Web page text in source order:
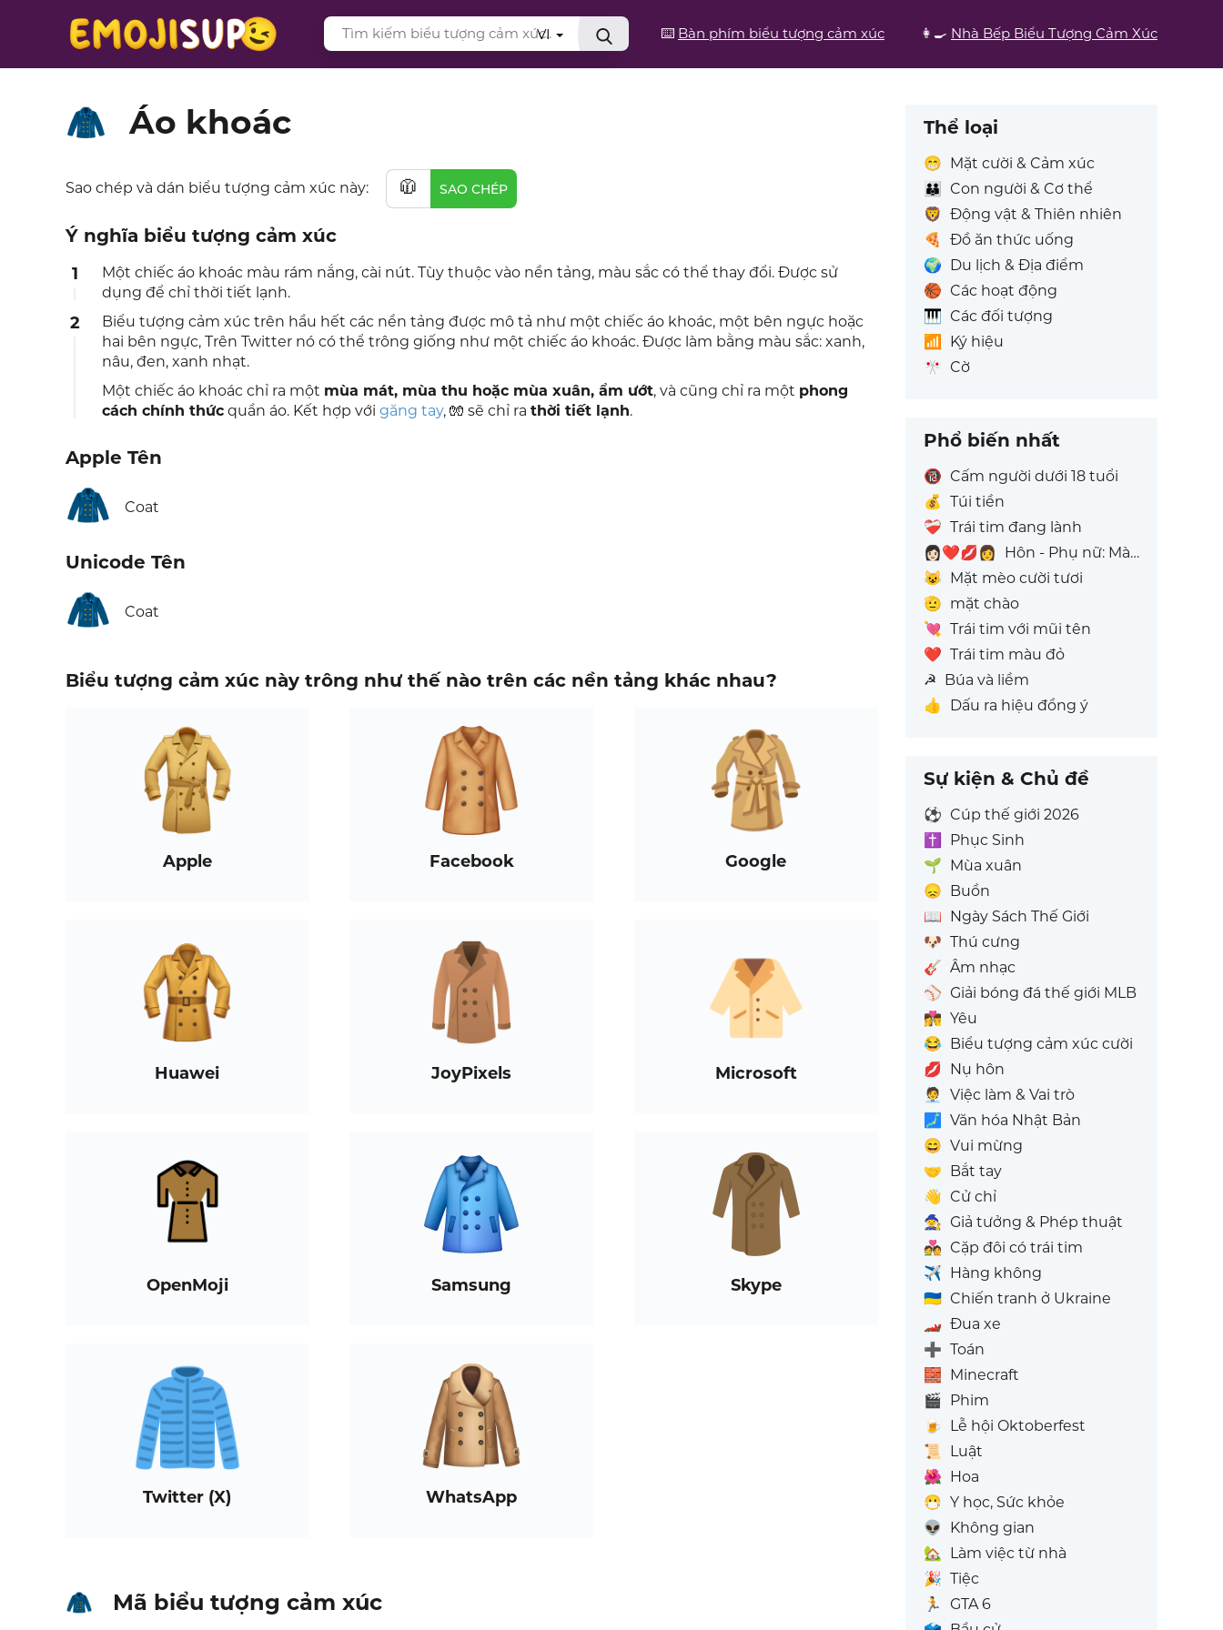
⌨️ Bàn phím biểu tượng cảm xúc 👩‍🍳 Nhà Bếp Biểu Tượng Cảm Xúc
VI
🧥 Áo khoác
Sao chép và dán biểu tượng cảm xúc này: 🧥 SAO CHÉP
Ý nghĩa biểu tượng cảm xúc
1
Một chiếc áo khoác màu rám nắng, cài nút. Tùy thuộc vào nền tảng, màu sắc có thể thay đổi. Được sử
dụng để chỉ thời tiết lạnh.
2
Biểu tượng cảm xúc trên hầu hết các nền tảng được mô tả như một chiếc áo khoác, một bên ngực hoặc
hai bên ngực, Trên Twitter nó có thể trông giống như một chiếc áo khoác. Được làm bằng màu sắc: xanh,
nâu, đen, xanh nhạt.
Một chiếc áo khoác chỉ ra một mùa mát, mùa thu hoặc mùa xuân, ẩm ướt, và cũng chỉ ra một phong
cách chính thức quần áo. Kết hợp với găng tay, 🧤 sẽ chỉ ra thời tiết lạnh.
Apple Tên
🧥 Coat
Unicode Tên
🧥 Coat
Biểu tượng cảm xúc này trông như thế nào trên các nền tảng khác nhau?
Apple Facebook Google
Huawei JoyPixels Microsoft
OpenMoji Samsung Skype
Twitter (X) WhatsApp
🧥 Mã biểu tượng cảm xúc
Thể loại
😁 Mặt cười & Cảm xúc
👪
Con người & Cơ thể
🦁 Động vật & Thiên nhiên
🍕
Đồ ăn thức uống
🌍 Du lịch & Địa điểm
🏀 Các hoạt động
🎹 Các đối tượng
📶
Ký hiệu
🎌 Cờ
Phổ biến nhất
🔞 Cấm người dưới 18 tuổi
💰 Túi tiền
❤️‍🩹 Trái tim đang lành
👩🏻‍❤️‍💋‍👩
Hôn - Phụ nữ: Màu da sáng, Phụ nữ: Không Có Màu Da
😺 Mặt mèo cười tươi
🫡 mặt chào
💘 Trái tim với mũi tên
❤️ Trái tim màu đỏ
☭ Búa và liềm
👍
Dấu ra hiệu đồng ý
Sự kiện & Chủ đề
⚽ Cúp thế giới 2026
✝️
Phục Sinh
🌱 Mùa xuân
😞 Buồn
📖 Ngày Sách Thế Giới
🐶 Thú cưng
🎸 Âm nhạc
⚾ Giải bóng đá thế giới MLB
👩‍❤️‍💋‍👨 Yêu
😂 Biểu tượng cảm xúc cười
💋 Nụ hôn
🧑‍💼
Việc làm & Vai trò
🗾 Văn hóa Nhật Bản
😄 Vui mừng
🤝 Bắt tay
👋 Cử chỉ
🧙 Giả tưởng & Phép thuật
💑 Cặp đôi có trái tim
✈️ Hàng không
🇺🇦 Chiến tranh ở Ukraine
🏎️ Đua xe
➕ Toán
🧱 Minecraft
🎬 Phim
🍺
Lễ hội Oktoberfest
📜
Luật
🌺 Hoa
😷 Y học, Sức khỏe
👽
Không gian
🏡
Làm việc từ nhà
🎉 Tiệc
🏃
GTA 6